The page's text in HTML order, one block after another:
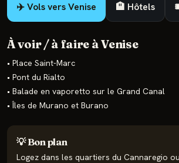
✈️ Vols versVenise 🏨 Hôtels
À voir / à faire àVenise
• Place Saint-Marc
• Pont du Rialto
• Balade en vaporetto sur le Grand Canal
•Îles de Murano et Burano
💡 Bon plan
Logez dans les quartiers du Cannaregio